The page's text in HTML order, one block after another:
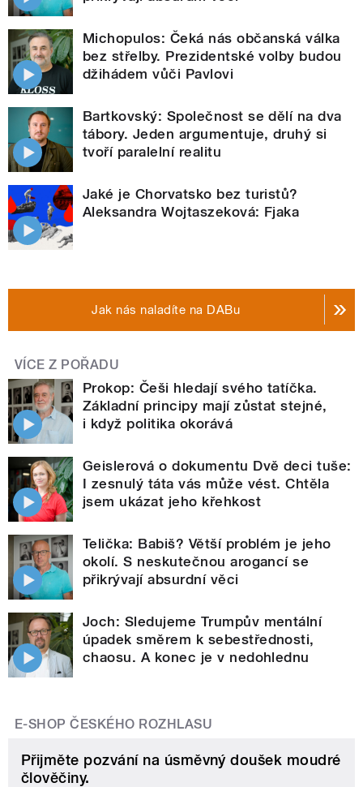
Michopulos: Čeká nás občanská válka
bez střelby. Prezidentské volby budou
džihádem vůči Pavlovi
Bartkovský: Společnost se dělí na dva
tábory. Jeden argumentuje, druhý si
tvoří paralelní realitu
Jaké je Chorvatsko bez turistů?
Aleksandra Wojtaszeková: Fjaka
Jak nás naladíte na DABu
VÍCE Z POŘADU
Prokop: Češi hledají svého tatíčka.
Základní principy mají zůstat stejné,
i když politika okorává
Geislerová o dokumentu Dvě deci tuše:
I zesnulý táta vás může vést. Chtěla
jsem ukázat jeho křehkost
Telička: Babiš? Větší problém je jeho
okolí. S neskutečnou arogancí se
přikrývají absurdní věci
Joch: Sledujeme Trumpův mentální
úpadek směrem k sebestřednosti,
chaosu. A konec je v nedohlednu
E-SHOP ČESKÉHO ROZHLASU
Přijměte pozvání na úsměvný doušek moudré
člověčiny.